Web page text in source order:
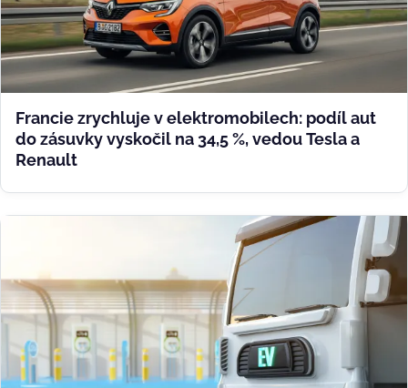
Francie zrychluje v elektromobilech: podíl aut
do zásuvky vyskočil na 34,5 %, vedou Tesla a
Renault